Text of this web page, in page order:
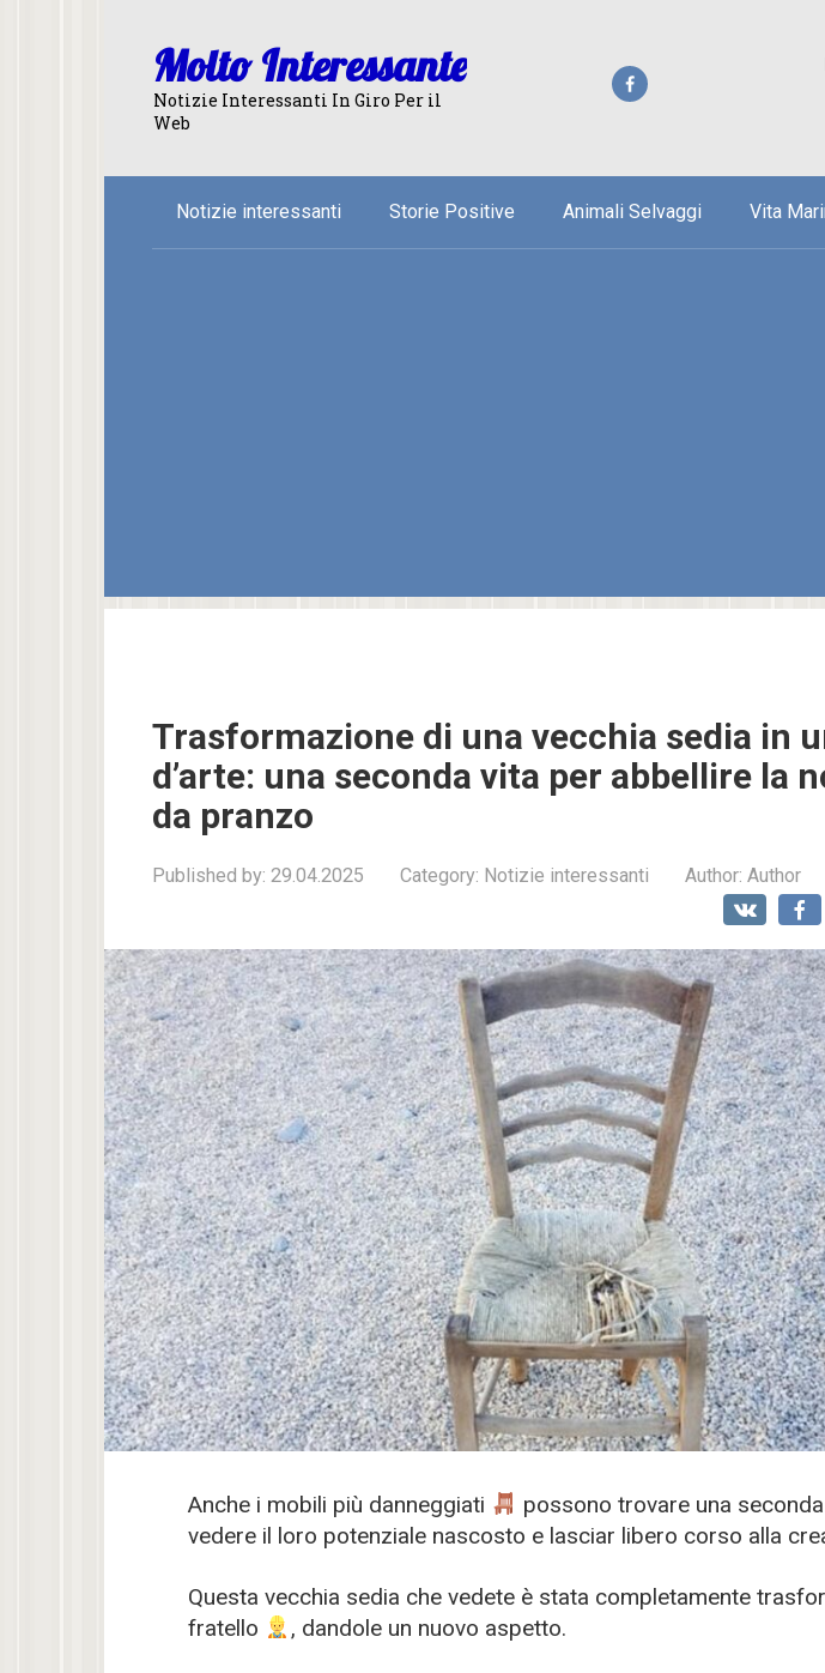
Molto Interessante
Notizie Interessanti In Giro Per il
Web
Notizie interessanti Storie Positive Animali Selvaggi Vita
Trasformazione di una vecchia sedia in
d’arte: una seconda vita per abbellire la
da pranzo
Published by: 29.04.2025 Category: Notizie interessanti Author: Author
Anche i mobili più danneggiati
possono trovare una
vedere il loro potenziale nascosto e lasciar libero corso alla
Questa vecchia sedia che vedete è stata completamente
fratello
, dandole un nuovo aspetto.